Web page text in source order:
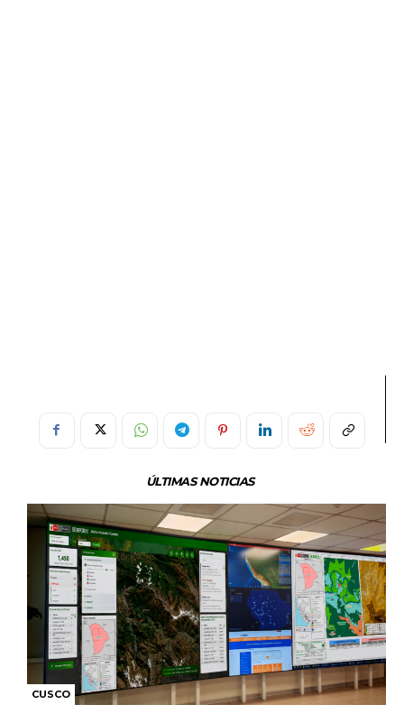
ÚLTIMAS NOTICIAS
CUSCO